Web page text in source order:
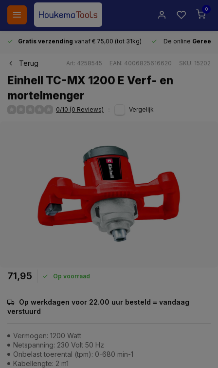
0
Gratis verzending vanaf € 75,00 (tot 31kg) De online
Terug Art: 4258545 EAN: 4006825616620 SKU: 15202
Einhell TC-MX 1200 E Verf- en
mortelmenger
0/10 (0 Reviews) Vergelijk
71,95 Op voorraad
Op werkdagen voor 22.00 uur besteld = vandaag
verstuurd
Vermogen: 1200 Watt
Netspanning: 230 Volt 50 Hz
Onbelast toerental (tpm): 0-680 min-1
Kabellengte: 2 m1